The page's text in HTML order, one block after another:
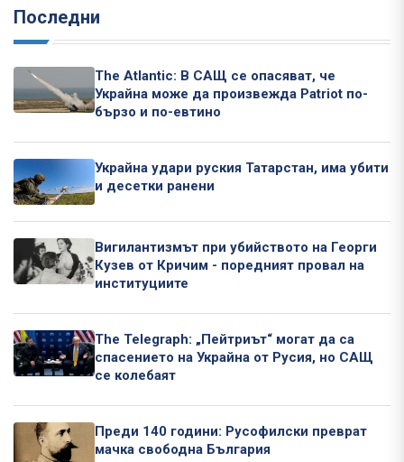
Последни
The Atlantic: В САЩ се опасяват, че
Украйна може да произвежда Patriot по-
бързо и по-евтино
Украйна удари руския Татарстан, има убити
и десетки ранени
Вигилантизмът при убийството на Георги
Кузев от Кричим - поредният провал на
институциите
The Telegraph: „Пейтриът“ могат да са
спасението на Украйна от Русия, но САЩ
се колебаят
Преди 140 години: Русофилски преврат
мачка свободна България